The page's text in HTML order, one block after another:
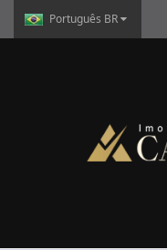
Português BR